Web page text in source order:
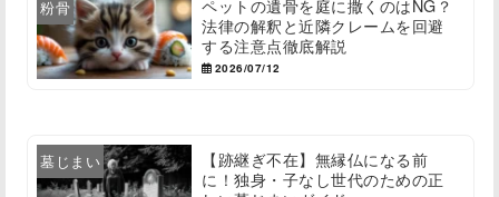
粉骨
ペットの遺骨を庭に撒くのはNG？
法律の解釈と近隣クレームを回避
する注意点徹底解説
2026/07/12
墓じまい
【跡継ぎ不在】無縁仏になる前
に！独身・子なし世代のための正